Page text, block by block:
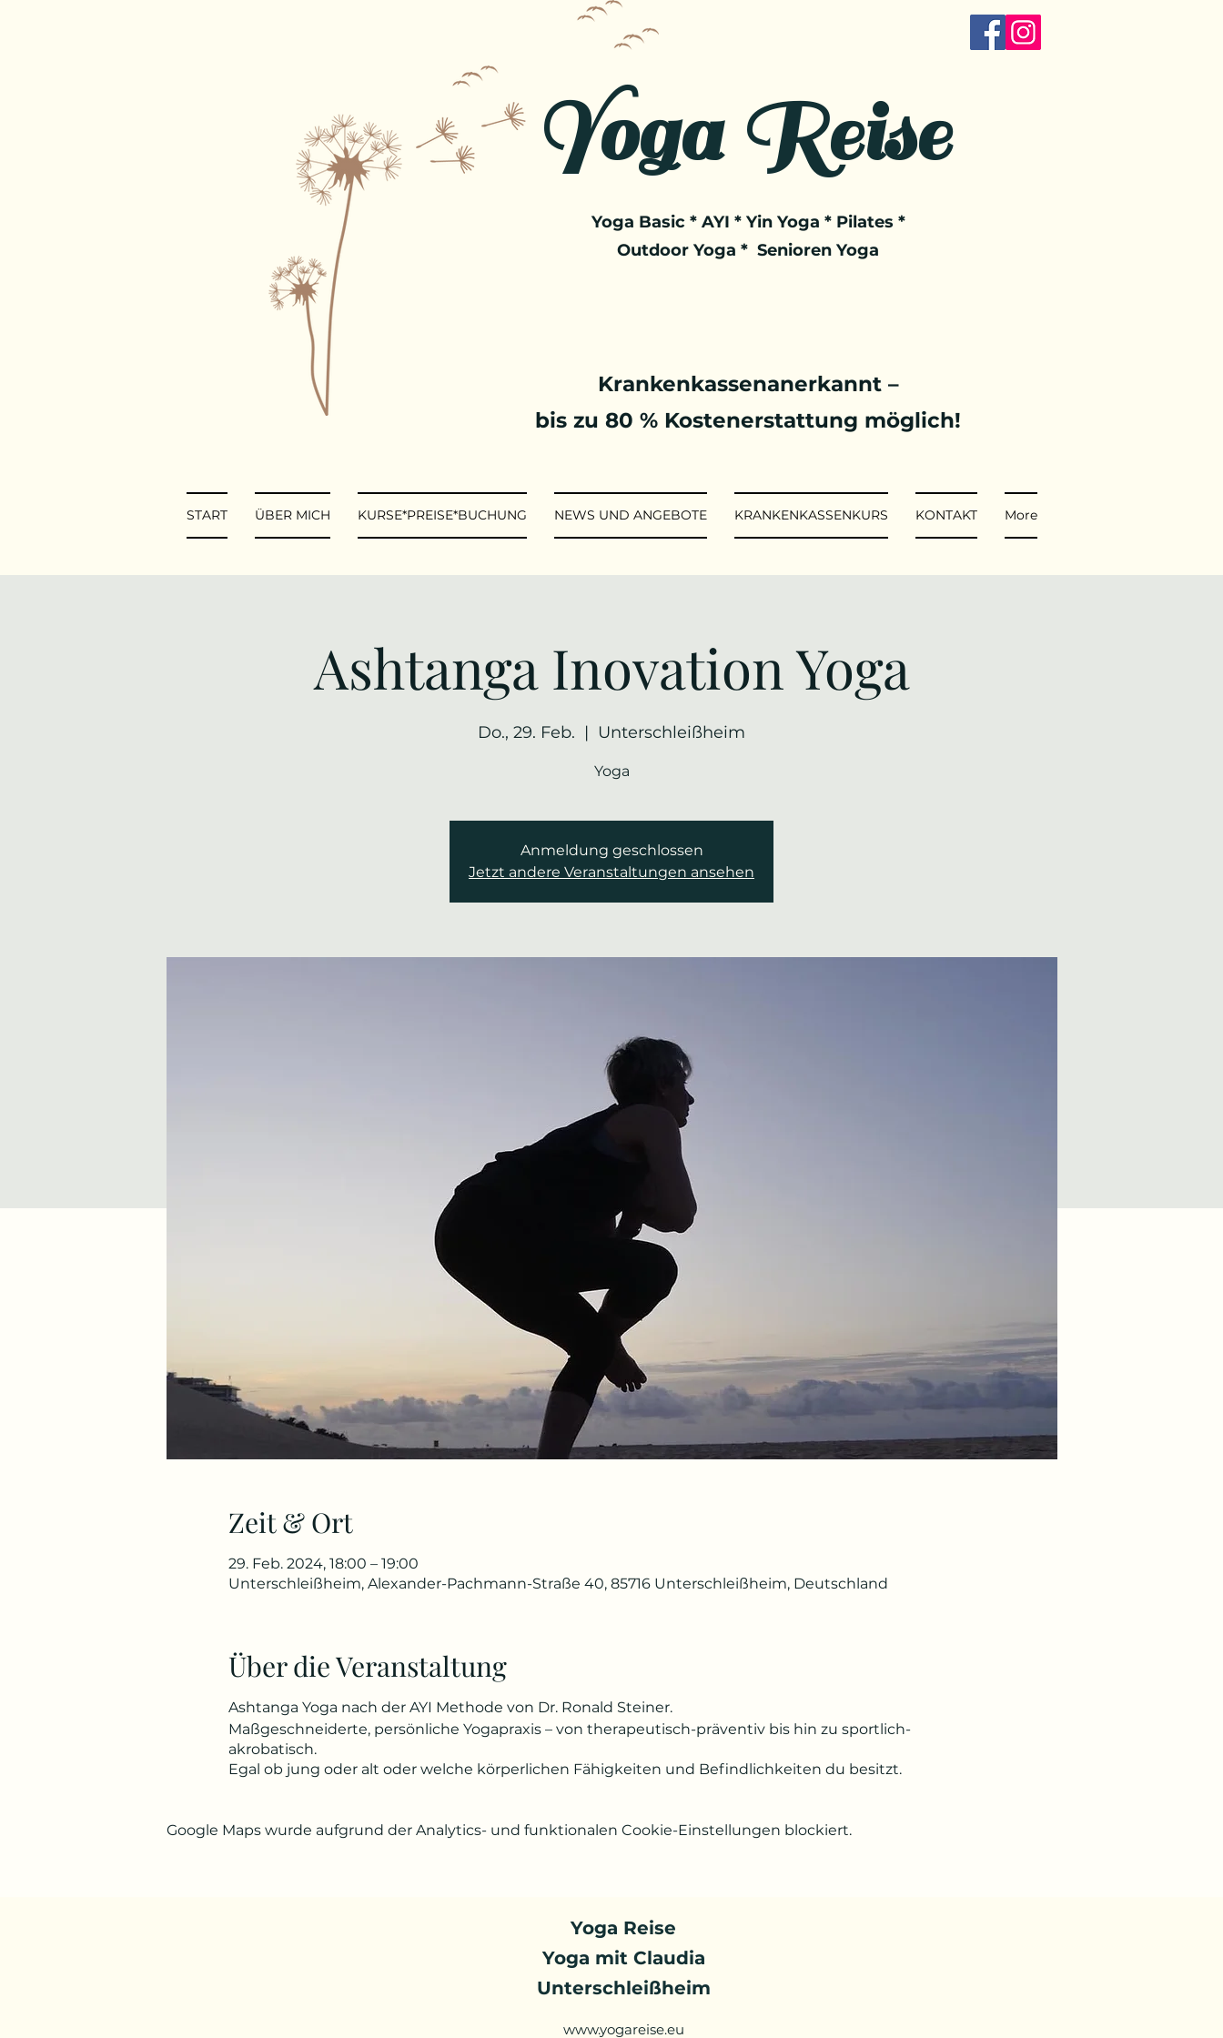
Yoga Reise
Yoga Basic * AYI * Yin Yoga * Pilates *
Outdoor Yoga * Senioren Yoga
Krankenkassenanerkannt –
bis zu 80 % Kostenerstattung möglich!
START ÜBER MICH KURSE*PREISE*BUCHUNG NEWS UND ANGEBOTE KRANKENKASSENKURS KONTAKT More
Ashtanga Inovation Yoga
Do., 29. Feb.
  |
Unterschleißheim
Yoga
Anmeldung geschlossen
Jetzt andere Veranstaltungen ansehen
Zeit & Ort
29. Feb. 2024, 18:00 – 19:00
Unterschleißheim, Alexander-Pachmann-Straße 40, 85716 Unterschleißheim, Deutschland
Über die Veranstaltung
Ashtanga Yoga nach der AYI Methode von Dr. Ronald Steiner.
Maßgeschneiderte, persönliche Yogapraxis – von therapeutisch-präventiv bis hin zu sportlich-
akrobatisch.
Egal ob jung oder alt oder welche körperlichen Fähigkeiten und Befindlichkeiten du besitzt.
Google Maps wurde aufgrund der Analytics- und funktionalen Cookie-Einstellungen blockiert.
Yoga Reise
Yoga mit Claudia
Unterschleißheim
www.yogareise.eu